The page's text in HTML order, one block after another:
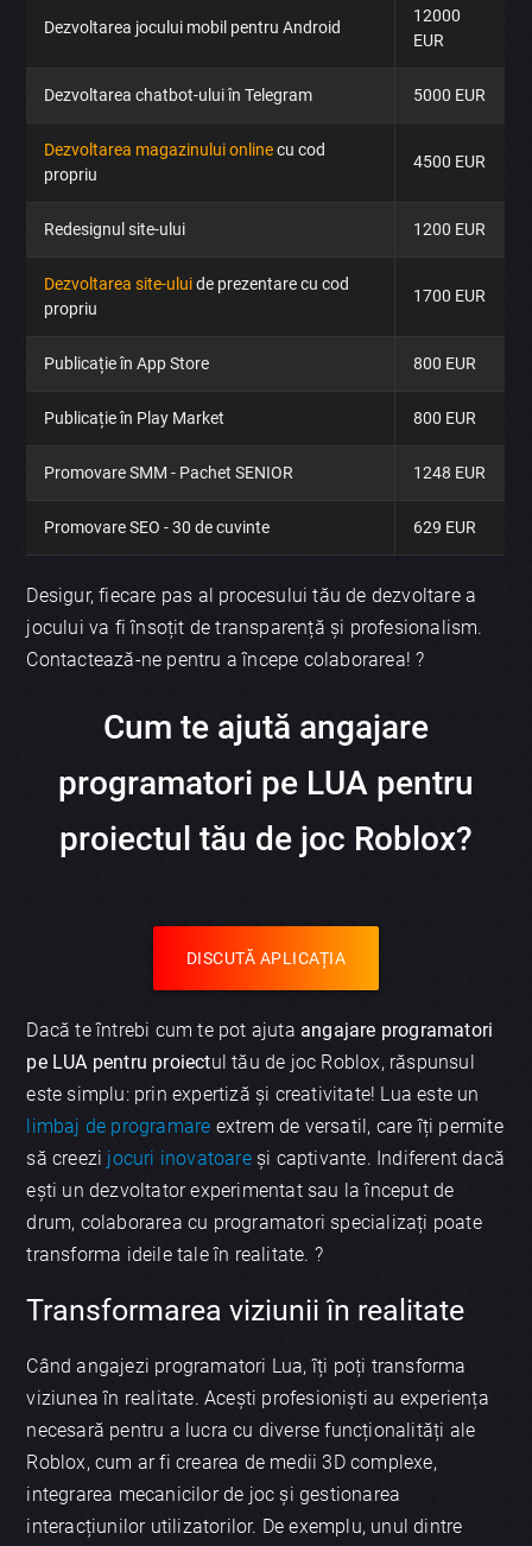
Dezvoltarea jocului mobil pentru Android
12000
EUR
Dezvoltarea chatbot-ului în Telegram 5000 EUR
Dezvoltarea magazinului onlinecu cod
propriu
4500 EUR
Redesignul site-ului 1200 EUR
Dezvoltarea site-uluide prezentare cu cod
propriu
1700 EUR
Publicație în App Store 800 EUR
Publicație în Play Market 800 EUR
Promovare SMM - Pachet SENIOR 1248 EUR
Promovare SEO - 30 de cuvinte 629 EUR
Desigur, fiecare pas al procesului tău de dezvoltare a
jocului va fi însoțit de transparență și profesionalism.
Contactează-ne pentru a începe colaborarea! ?
Cum te ajută angajare
programatori pe LUA pentru
proiectul tău de joc Roblox?
DISCUTĂ APLICAȚIA
Dacă te întrebi cum te pot ajuta angajare programatori
pe LUA pentru proiectul tău de joc Roblox, răspunsul
este simplu: prin expertiză și creativitate! Lua este un
limbaj de programare extrem de versatil, care îți permite
să creezi jocuri inovatoareși captivante. Indiferent dacă
ești un dezvoltator experimentat sau la început de
drum, colaborarea cu programatori specializați poate
transforma ideile tale în realitate. ?
Transformarea viziunii în realitate
Când angajezi programatori Lua, îți poți transforma
viziunea în realitate. Acești profesioniști au experiența
necesară pentru a lucra cu diverse funcționalități ale
Roblox, cum ar fi crearea de medii 3D complexe,
integrarea mecanicilor de joc și gestionarea
interacțiunilor utilizatorilor. De exemplu, unul dintre
Trimite